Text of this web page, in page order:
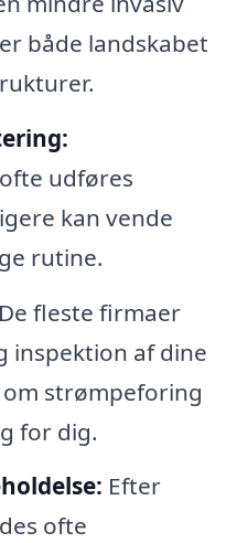
både landskabet
udføres
kan vende
rutine.
De fleste firmaer
inspektion af dine
strømpeforing
for dig.
Efter
ofte